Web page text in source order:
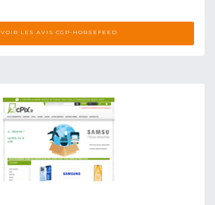
VOIR LES AVIS CGP-HORSEFEED